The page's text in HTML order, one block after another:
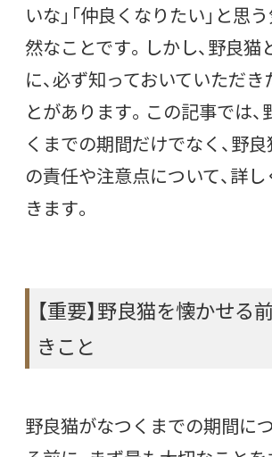
いな」「仲良くなりたい」と思
然なことです。しかし、野良猫
に、必ず知っておいていただ
とがあります。この記事では
くまでの期間だけでなく、野
の責任や注意点について、詳
きます。
【重要】野良猫を懐かせる
きこと
野良猫がなつくまでの期間に